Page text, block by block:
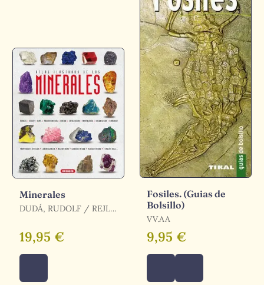
Minerales
DUDÁ, RUDOLF / REJL,
19,95 €
Fosiles. (Guias de
Bolsillo)
VV.AA
9,95 €